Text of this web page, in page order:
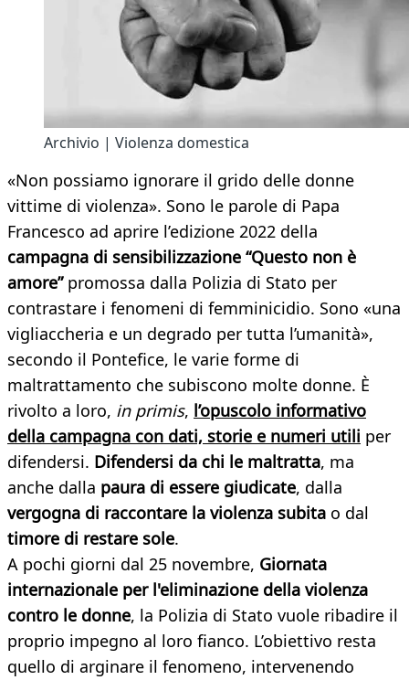
Archivio | Violenza domestica
«Non possiamo ignorare il grido delle donne
vittime di violenza». Sono le parole di Papa
Francesco ad aprire l’edizione 2022 della
campagna di sensibilizzazione “Questo non è
amore”promossa dalla Polizia di Stato per
contrastare i fenomeni di femminicidio. Sono «una
vigliaccheria e un degrado per tutta l’umanità»,
secondo il Pontefice, le varie forme di
maltrattamento che subiscono molte donne. È
rivolto a loro, in primis, l’opuscolo informativo
della campagna con dati, storie e numeri utili per
difendersi. Difendersi da chi le maltratta, ma
anche dalla paura di essere giudicate, dalla
vergogna di raccontare la violenza subita o dal
timore di restare sole.
A pochi giorni dal 25 novembre, Giornata
internazionale per l'eliminazione della violenza
contro le donne, la Polizia di Stato vuole ribadire il
proprio impegno al loro fianco. L’obiettivo resta
quello di arginare il fenomeno, intervenendo